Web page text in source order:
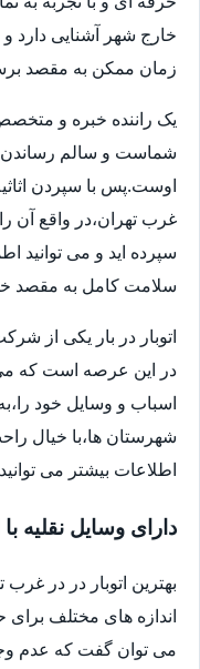
خارج شهر آشنایی دارد و
زمان ممکن به مقصد
یک راننده خبره و
شماست و سالم رساندن
اوست.پس با سپردن اثاثیه
غرب تهران،در واقع آن
سپرده اید و می توانید
سلامت کامل به مقصد
اتوبار در بار یکی از
در این عرصه است که می
اسباب و وسایل خود
شهرستان ها،با خیال
اطلاعات بیشتر می توانید
دارای وسایل نقلیه
بهترین اتوبار در در غرب
می توان گفت که عدم